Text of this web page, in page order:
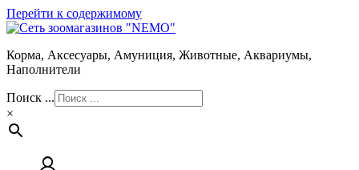
Перейти к содержимому
Корма, Аксесуары, Амуниция, Животные, Аквариумы,
Наполнители
Поиск ...
×